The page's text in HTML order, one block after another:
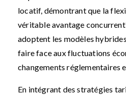
locatif, démontrant que la
véritable avantage
adoptent les modèles
faire face aux fluctuations
changements réglementaires
En intégrant des stratégies